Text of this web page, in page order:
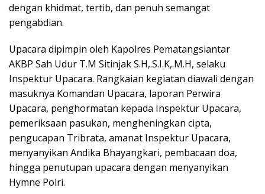
dengan khidmat, tertib, dan penuh semangat
pengabdian.
Upacara dipimpin oleh Kapolres Pematangsiantar
AKBP Sah Udur T.M Sitinjak S.H,.S.I.K,.M.H, selaku
Inspektur Upacara. Rangkaian kegiatan diawali dengan
masuknya Komandan Upacara, laporan Perwira
Upacara, penghormatan kepada Inspektur Upacara,
pemeriksaan pasukan, mengheningkan cipta,
pengucapan Tribrata, amanat Inspektur Upacara,
menyanyikan Andika Bhayangkari, pembacaan doa,
hingga penutupan upacara dengan menyanyikan
Hymne Polri.